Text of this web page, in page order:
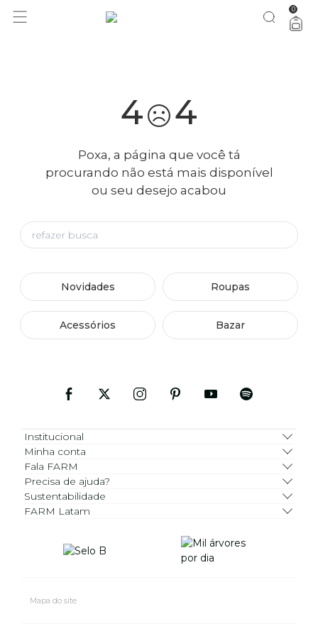
bazar FARM Rio: tudo 50% OFF 0
4 4
Poxa, a página que você tá
procurando não está mais disponível
ou seu desejo acabou
Novidades Roupas
Acessórios Bazar
Institucional
Minha conta
Fala FARM
Precisa de ajuda?
Sustentabilidade
FARM Latam
Mapa do site